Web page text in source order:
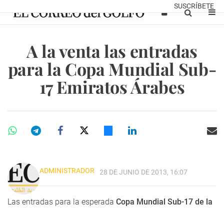
SUSCRÍBETE
A la venta las entradas
para la Copa Mundial Sub-
17 Emiratos Árabes
ADMINISTRADOR 28 DE JUNIO DE 2013, 16:07
Las entradas para la esperada Copa Mundial Sub-17 de la